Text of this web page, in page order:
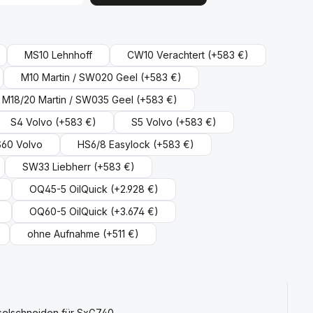
MS10 Lehnhoff CW10 Verachtert (+583 €)
M10 Martin / SW020 Geel (+583 €)
M18/20 Martin / SW035 Geel (+583 €)
S4 Volvo (+583 €) S5 Volvo (+583 €)
Volvo HS6/8 Easylock (+583 €)
SW33 Liebherr (+583 €)
OQ45-5 OilQuick (+2.928 €)
OQ60-5 OilQuick (+3.674 €)
ohne Aufnahme (+511 €)